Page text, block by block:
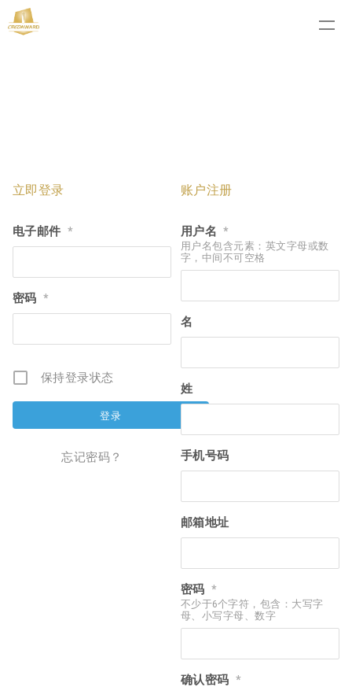
立即登录
电子邮件 *
密码 *
保持登录状态
忘记密码？
账户注册
用户名 *
用户名包含元素：英文字母或数
字，中间不可空格
名
姓
手机号码
邮箱地址
密码 *
不少于6个字符，包含：大写字
母、小写字母、数字
确认密码 *